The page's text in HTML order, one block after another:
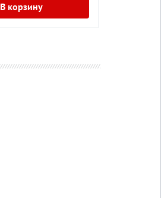
В корзину